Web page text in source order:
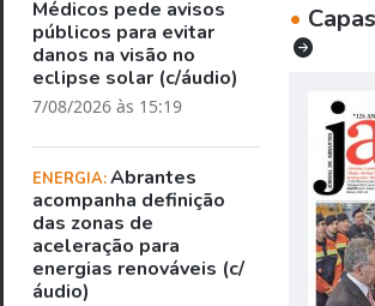
Médicos pede avisos
públicos para evitar
danos na visão no
eclipse solar (c/áudio)
7/08/2026 às 15:19
ENERGIA:Abrantes
acompanha definição
das zonas de
aceleração para
energias renováveis (c/
áudio)
•